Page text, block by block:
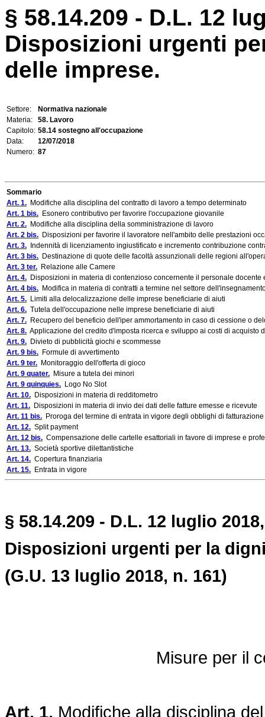
§ 58.14.209 - D.L. 12
Disposizioni urgenti
delle imprese.
Settore:
Normativa nazionale
Materia:
58. Lavoro
Capitolo: 58.14 sostegno all'occupazione
Data:
12/07/2018
Numero: 87
Sommario
Art. 1. Modifiche alla disciplina del contratto di lavoro a tempo determinato
Art. 1 bis. Esonero contributivo per favorire l'occupazione giovanile
Art. 2. Modifiche alla disciplina della somministrazione di lavoro
Art. 2 bis. Disposizioni per favorire il lavoratore nell'ambito delle prestazioni
Art. 3. Indennità di licenziamento ingiustificato e incremento contribuzione
Art. 3 bis. Destinazione di quote delle facoltà assunzionali delle regioni
Art. 3 ter. Relazione alle Camere
Art. 4. Disposizioni in materia di contenzioso concernente il personale
Art. 4 bis. Modifica in materia di contratti a termine nel settore
Art. 5. Limiti alla delocalizzazione delle imprese beneficiarie di aiuti
Art. 6. Tutela dell'occupazione nelle imprese beneficiarie di aiuti
Art. 7. Recupero del beneficio dell'iper ammortamento in caso di cessione o
Art. 8. Applicazione del credito d'imposta ricerca e sviluppo ai costi di acquisto
Art. 9. Divieto di pubblicità giochi e scommesse
Art. 9 bis. Formule di avvertimento
Art. 9 ter. Monitoraggio dell'offerta di gioco
Art. 9 quater. Misure a tutela dei minori
Art. 9 quinquies. Logo No Slot
Art. 10. Disposizioni in materia di redditometro
Art. 11. Disposizioni in materia di invio dei dati delle fatture emesse e ricevute
Art. 11 bis. Proroga del termine di entrata in vigore degli obblighi di
Art. 12. Split payment
Art. 12 bis. Compensazione delle cartelle esattoriali in favore di imprese e
Art. 13. Società sportive dilettantistiche
Art. 14. Copertura finanziaria
Art. 15. Entrata in vigore
§ 58.14.209 - D.L. 12 luglio
Disposizioni urgenti per la
(G.U. 13 luglio 2018, n. 161)
Misure per il
Art. 1. Modifiche alla disciplina